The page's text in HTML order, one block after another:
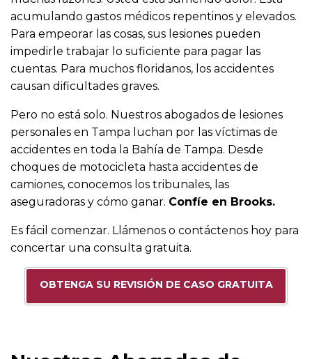
acumulando gastos médicos repentinos y elevados.
Para empeorar las cosas, sus lesiones pueden
impedirle trabajar lo suficiente para pagar las
cuentas. Para muchos floridanos, los accidentes
causan dificultades graves.
Pero no está solo. Nuestros abogados de lesiones
personales en Tampa luchan por las víctimas de
accidentes en toda la Bahía de Tampa. Desde
choques de motocicleta hasta accidentes de
camiones, conocemos los tribunales, las
aseguradoras y cómo ganar. Confíe en Brooks.
Es fácil comenzar. Llámenos o contáctenos hoy para
concertar una consulta gratuita.
OBTENGA SU REVISIÓN DE CASO GRATUITA